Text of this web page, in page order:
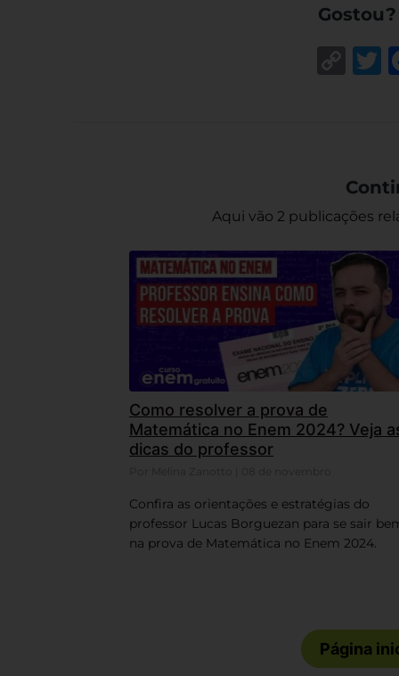
Aqui vão 2 publicações
Como resolver a prova de
Matemática no Enem 2024? Veja
dicas do professor
Confira as orientações e estratégias do
professor Lucas Borguezan para se sair
na prova de Matemática no Enem 2024.
Página